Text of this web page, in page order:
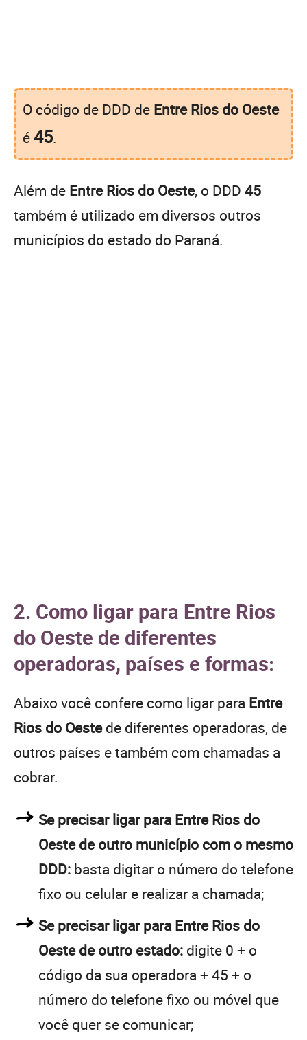
O código de DDD de Entre Rios do Oeste
é45.
Além de Entre Rios do Oeste, o DDD 45
também é utilizado em diversos outros
municípios do estado do Paraná.
2. Como ligar para Entre Rios
do Oeste de diferentes
operadoras, países e formas:
Abaixo você confere como ligar para Entre
Rios do Oestede diferentes operadoras, de
outros países e também com chamadas a
cobrar.
Se precisar ligar para Entre Rios do
Oeste de outro município com o mesmo
DDD: basta digitar o número do telefone
fixo ou celular e realizar a chamada;
Se precisar ligar para Entre Rios do
Oeste de outro estado: digite 0 + o
código da sua operadora + 45 + o
número do telefone fixo ou móvel que
você quer se comunicar;